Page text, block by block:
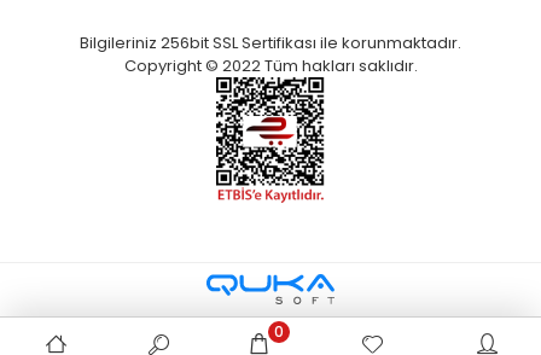
Bilgileriniz 256bit SSL Sertifikası ile korunmaktadır.
Copyright © 2022 Tüm hakları saklıdır.
0